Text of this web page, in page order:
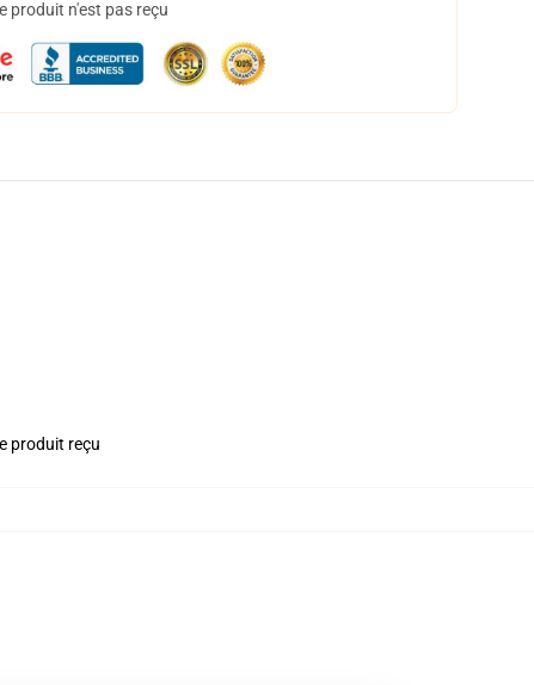
produit n'est pas reçu
produit reçu